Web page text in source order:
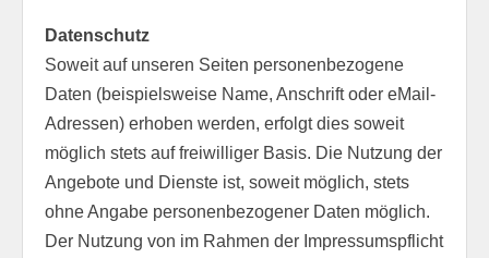
Datenschutz
Soweit auf unseren Seiten personenbezogene
Daten (beispielsweise Name, Anschrift oder eMail-
Adressen) erhoben werden, erfolgt dies soweit
möglich stets auf freiwilliger Basis. Die Nutzung der
Angebote und Dienste ist, soweit möglich, stets
ohne Angabe personenbezogener Daten möglich.
Der Nutzung von im Rahmen der Impressumspflicht